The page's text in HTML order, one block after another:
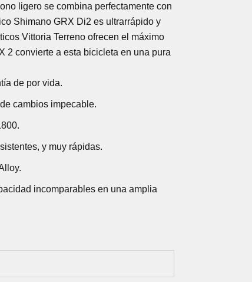
ligero se combina perfectamente con
Shimano GRX Di2 es ultrarrápido y
Vittoria Terreno ofrecen el máximo
2 convierte a esta bicicleta en una pura
de por vida.
cambios impecable.
y muy rápidas.
incomparables en una amplia